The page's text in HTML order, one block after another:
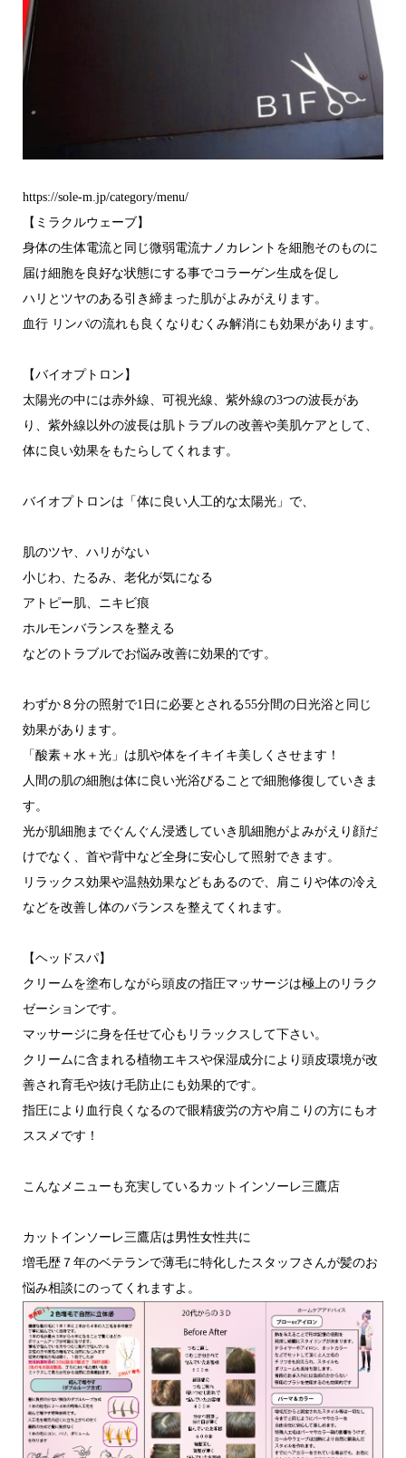
https://sole-m.jp/category/menu/
【ミラクルウェーブ】
身体の生体電流と同じ微弱電流ナノカレントを細胞そのものに
届け細胞を良好な状態にする事でコラーゲン生成を促し
ハリとツヤのある引き締まった肌がよみがえります。
血行 リンパの流れも良くなりむくみ解消にも効果があります。
【バイオプトロン】
太陽光の中には赤外線、可視光線、紫外線の3つの波長があ
り、紫外線以外の波長は肌トラブルの改善や美肌ケアとして、
体に良い効果をもたらしてくれます。
バイオプトロンは「体に良い人工的な太陽光」で、
肌のツヤ、ハリがない
小じわ、たるみ、老化が気になる
アトピー肌、ニキビ痕
ホルモンバランスを整える
などのトラブルでお悩み改善に効果的です。
わずか８分の照射で1日に必要とされる55分間の日光浴と同じ
効果があります。
「酸素＋水＋光」は肌や体をイキイキ美しくさせます！
人間の肌の細胞は体に良い光浴びることで細胞修復していきま
す。
光が肌細胞までぐんぐん浸透していき肌細胞がよみがえり顔だ
けでなく、首や背中など全身に安心して照射できます。
リラックス効果や温熱効果などもあるので、肩こりや体の冷え
などを改善し体のバランスを整えてくれます。
【ヘッドスパ】
クリームを塗布しながら頭皮の指圧マッサージは極上のリラク
ゼーションです。
マッサージに身を任せて心もリラックスして下さい。
クリームに含まれる植物エキスや保湿成分により頭皮環境が改
善され育毛や抜け毛防止にも効果的です。
指圧により血行良くなるので眼精疲労の方や肩こりの方にもオ
ススメです！
こんなメニューも充実しているカットインソーレ三鷹店
カットインソーレ三鷹店は男性女性共に
増毛歴７年のベテランで薄毛に特化したスタッフさんが髪のお
悩み相談にのってくれますよ。